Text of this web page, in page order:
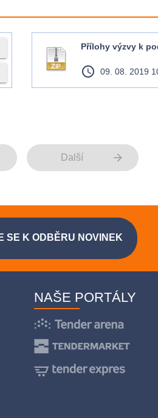
Přílohy výzvy k
access_time 09. 08. 2019
Další arrow_forward
SE K ODBĚRU NOVINEK
NAŠE PORTÁLY